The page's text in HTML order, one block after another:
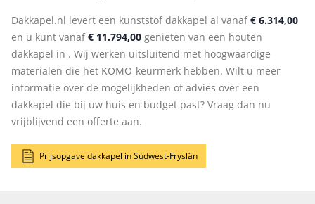
Dakkapel.nl levert een kunststof dakkapel al vanaf€ 6.314,00
en u kunt vanaf€ 11.794,00 genieten van een houten
dakkapel in . Wij werken uitsluitend met hoogwaardige
materialen die het KOMO-keurmerk hebben. Wilt u meer
informatie over de mogelijkheden of advies over een
dakkapel die bij uw huis en budget past? Vraag dan nu
vrijblijvend een offerte aan.
Prijsopgave dakkapel in Súdwest-Fryslân